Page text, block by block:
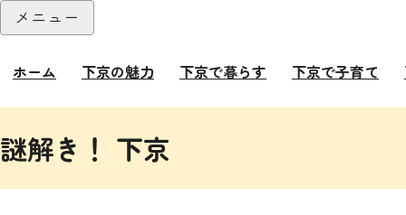
本文へ
メニュー
ホーム 下京の魅力 下京で暮らす 下京で子育て
謎解き！ 下京